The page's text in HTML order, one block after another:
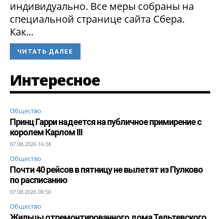
индивидуально. Все меры собраны на
специальной странице сайта Сбера.
Как...
ЧИТАТЬ ДАЛЕЕ
Интересное
Общество
Принц Гарри надеется на публичное примирение с
королем Карлом III
07.08.2026 16:38
Общество
Почти 40 рейсов в пятницу не вылетят из Пулково
по расписанию
07.08.2026 09:50
Общество